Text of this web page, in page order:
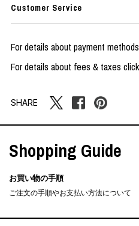
Customer Service
For details about payment
For details about fees & taxes click
SHARE
Shopping Guide
お買い物の手順
ご注文の手順やお支払い方法について